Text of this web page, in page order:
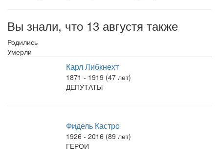
Вы знали, что 13 августя также
Родились
Умерли
Карл Либкнехт
1871 - 1919 (47 лет)
ДЕПУТАТЫ
Фидель Кастро
1926 - 2016 (89 лет)
ГЕРОИ